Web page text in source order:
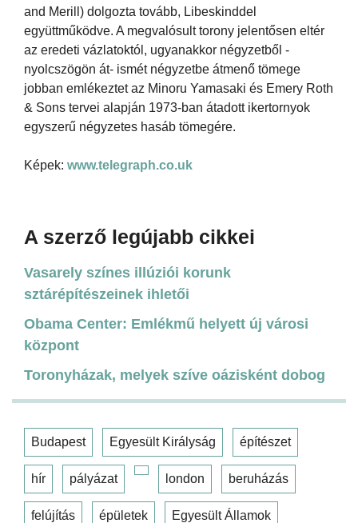
and Merill) dolgozta tovább, Libeskinddel
együttműködve. A megvalósult torony jelentősen eltér
az eredeti vázlatoktól, ugyanakkor négyzetből -
nyolcszögön át- ismét négyzetbe átmenő tömege
jobban emlékeztet az Minoru Yamasaki és Emery Roth
& Sons tervei alapján 1973-ban átadott ikertornyok
egyszerű négyzetes hasáb tömegére.
Képek: www.telegraph.co.uk
A szerző legújabb cikkei
Vasarely színes illúziói korunk
sztárépítészeinek ihletői
Obama Center: Emlékmű helyett új városi
központ
Toronyházak, melyek szíve oázisként dobog
Budapest Egyesült Királyság építészet
hír pályázat london beruházás
felújítás épületek Egyesült Államok